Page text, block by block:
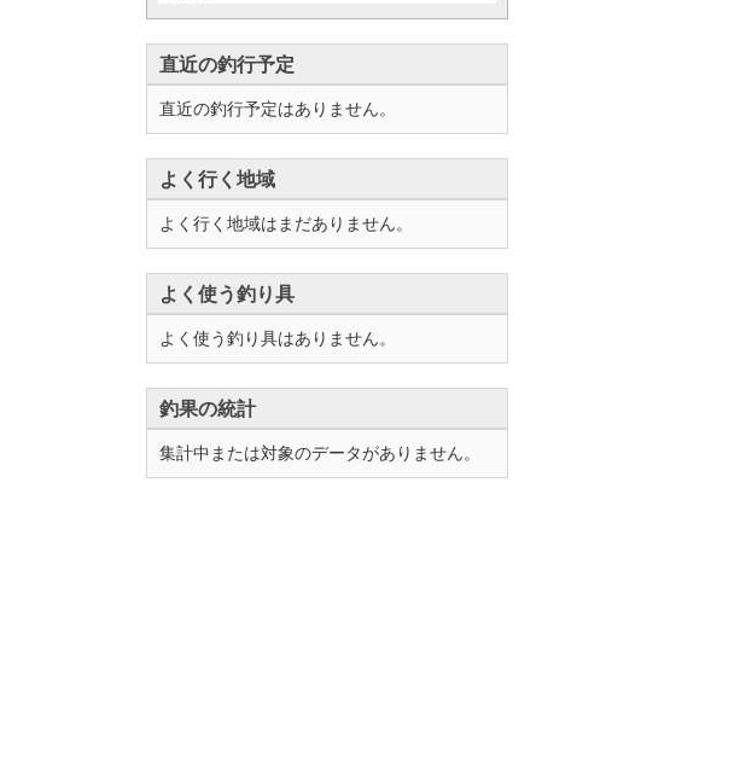
直近の釣行予定
直近の釣行予定はありません。
よく行く地域
よく行く地域はまだありません。
よく使う釣り具
よく使う釣り具はありません。
釣果の統計
集計中または対象のデータがありません。